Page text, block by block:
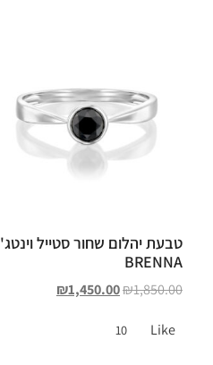
טבעת יהלום שחור סטייל וינטג'
BRENNA
₪1,850.00
₪1,450.00
Like
10